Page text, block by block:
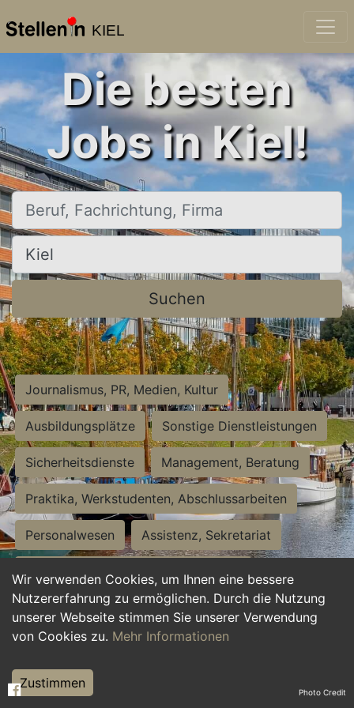
KIEL
Wir verwenden Cookies, um Ihnen eine bessere
Nutzererfahrung zu ermöglichen. Durch die Nutzung
unserer Webseite stimmen Sie unserer Verwendung
von Cookies zu. Mehr Informationen
Zustimmen
Die besten
Jobs in Kiel!
Beruf, Fachrichtung, Firma
Ort, Stadt
Suchen
Journalismus, PR, Medien, Kultur
Ausbildungsplätze Sonstige Dienstleistungen
Sicherheitsdienste Management, Beratung
Praktika, Werkstudenten, Abschlussarbeiten
Personalwesen Assistenz, Sekretariat
Hilfskräfte, Aushilfs- und Nebenjobs
Einkauf, Logistik, Materialwirtschaft
Weiterbildung, Studium, duale Ausbildung
Tourismus
Photo Credit